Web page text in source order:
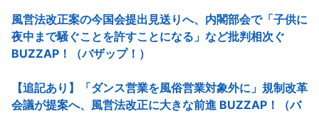
風営法改正案の今国会提出見送りへ、内閣部会で「子供に
夜中まで騒ぐことを許すことになる」など批判相次ぐ
BUZZAP！（バザップ！）
【追記あり】「ダンス営業を風俗営業対象外に」規制改革
会議が提案へ、風営法改正に大きな前進 BUZZAP！（バ